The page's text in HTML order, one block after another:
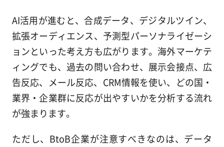
AI活用が進むと、合成データ、デジタルツイン、
拡張オーディエンス、予測型パーソナライゼーシ
ョンといった考え方も広がります。海外マーケテ
ィングでも、過去の問い合わせ、展示会接点、広
告反応、メール反応、CRM情報を使い、どの国・
業界・企業群に反応が出やすいかを分析する流れ
が強まります。
ただし、BtoB企業が注意すべきなのは、データ